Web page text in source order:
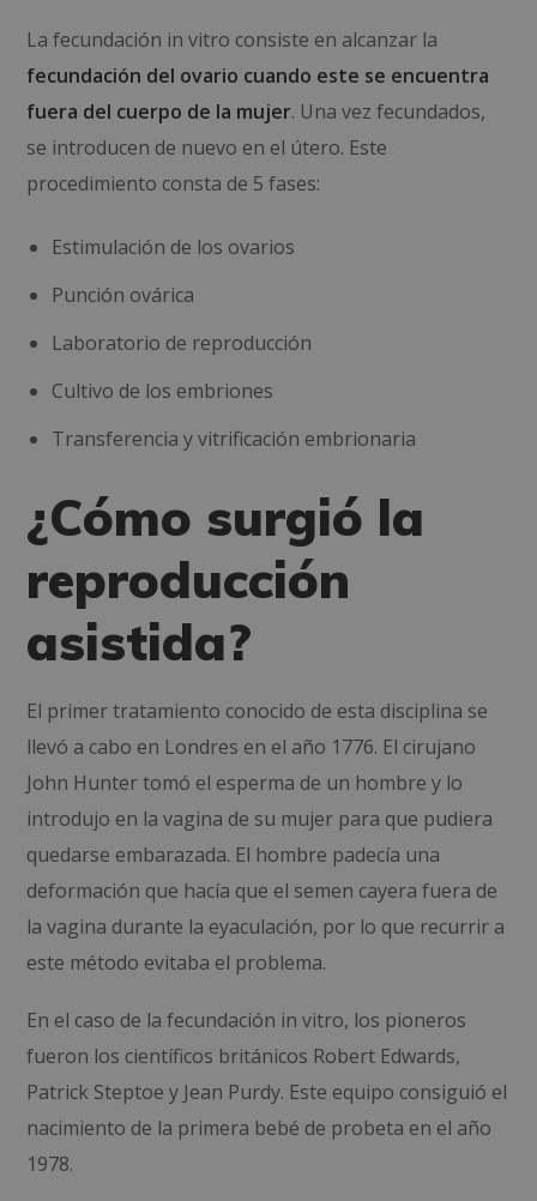
La fecundación in vitro consiste en alcanzar la
fecundación del ovario cuando este se encuentra
fuera del cuerpo de la mujer. Una vez fecundados,
se introducen de nuevo en el útero. Este
procedimiento consta de 5 fases:
Estimulación de los ovarios
Punción ovárica
Laboratorio de reproducción
Cultivo de los embriones
Transferencia y vitrificación embrionaria
¿Cómo surgió la
reproducción
asistida?
El primer tratamiento conocido de esta disciplina se
llevó a cabo en Londres en el año 1776. El cirujano
John Hunter tomó el esperma de un hombre y lo
introdujo en la vagina de su mujer para que pudiera
quedarse embarazada. El hombre padecía una
deformación que hacía que el semen cayera fuera de
la vagina durante la eyaculación, por lo que recurrir a
este método evitaba el problema.
En el caso de la fecundación in vitro, los pioneros
fueron los científicos británicos Robert Edwards,
Patrick Steptoe y Jean Purdy. Este equipo consiguió el
nacimiento de la primera bebé de probeta en el año
1978.